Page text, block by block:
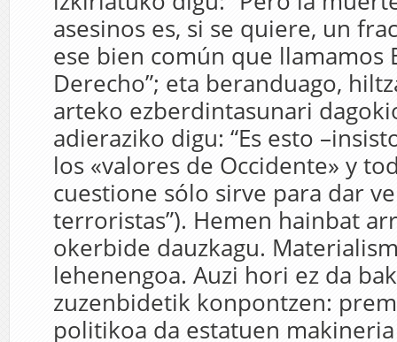
asesinos es, si se quiere, un
ese bien común que llamamos
Derecho”; eta beranduago,
arteko ezberdintasunari
adieraziko digu: “Es esto
los «valores de Occidente» y
cuestione sólo sirve para dar
terroristas”). Hemen hainbat
okerbide dauzkagu.
lehenengoa. Auzi hori ez da
zuzenbidetik konpontzen:
politikoa da estatuen